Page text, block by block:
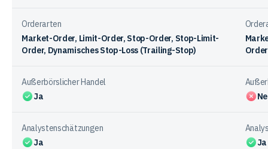
Orderarten
Market-Order, Limit-Order, Stop-Order, Stop-Limit-
Order, Dynamisches Stop-Loss (Trailing-Stop)
Order
Außerbörslicher Handel
Ja
Analystenschätzungen
Ja
Ja